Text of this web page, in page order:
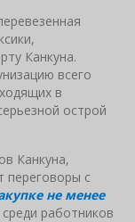
Канкуна.
всего
в
острой
Канкуна,
переговоры с
не менее
работников